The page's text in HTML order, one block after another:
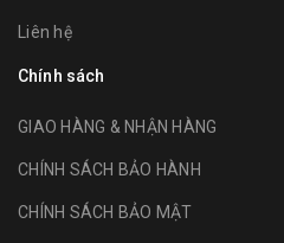
Liên hệ
Chính sách
GIAO HÀNG & NHẬN HÀNG
CHÍNH SÁCH BẢO HÀNH
CHÍNH SÁCH BẢO MẬT